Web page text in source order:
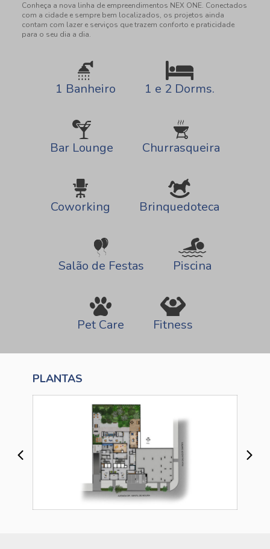
Conheça a nova linha de empreendimentos NEX ONE. Conectados
com a cidade e sempre bem localizados, os projetos ainda
contam com lazer e serviços que trazem conforto e praticidade
para o seu dia a dia.
1 Banheiro 1 e 2 Dorms.
Bar Lounge Churrasqueira
Coworking Brinquedoteca
Salão de Festas Piscina
Pet Care Fitness
PLANTAS